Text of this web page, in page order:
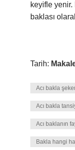
keyifle
baklası
Tarih:
Acı bakla
Acı bakla
Acı baklanın
Bakla hangi